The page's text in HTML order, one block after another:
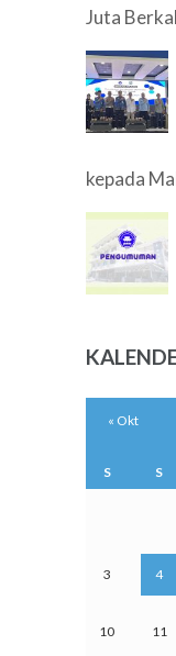
Juta
kepada
S S
3 4
10 11
« Okt